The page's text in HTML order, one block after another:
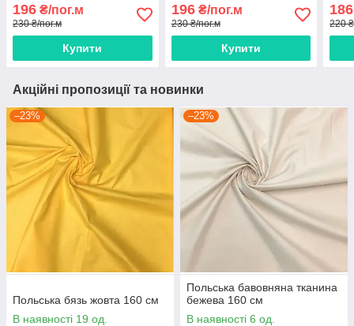
196 ₴/пог.м
230 ₴/пог.м
Купити
196₴/пог.м
230 ₴/пог.м
Купити
186
220
Акційні пропозиції та новинки
–23%
Польська бязь жовта 160 см
В наявності 19 од.
–23%
Польська бавовняна тканина
бежева 160 см
В наявності 6 од.